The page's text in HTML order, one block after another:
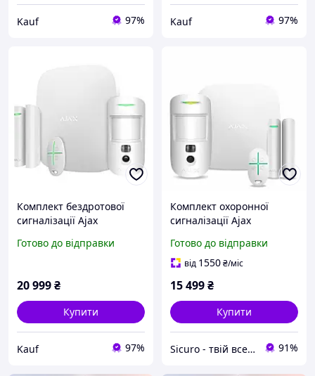
Kauf 97% Kauf 97%
Комплект бездротової
сигналізації Ajax
Wi-Fi 2G/3G/4G Ethernet
Готово до відправки
20 999₴
Купити
Kauf 97%
Комплект охоронної
сигналізації Ajax
Готово до відправки
від 1550₴/міс
15 499₴
Купити
Sicuro - твій всесвіт комфорту та безпеки 91%